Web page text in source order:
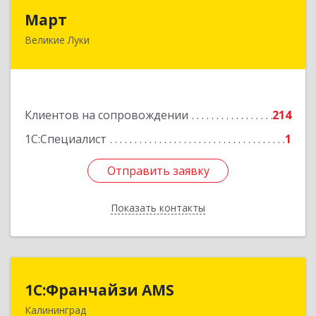
Март
Великие Луки
Клиентов на сопровождении
214
1С:Специалист
1
Отправить заявку
Показать контакты
182113, Псковская обл, Великие Луки г,
Отправить заявку
Назад
1С:Франчайзи AMS
Калининград
238325, Калининградская обл, Гурьевский р-н,